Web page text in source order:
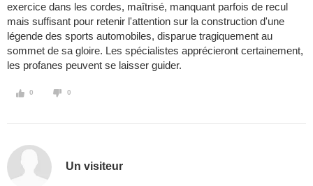
exercice dans les cordes, maîtrisé, manquant parfois de recul
mais suffisant pour retenir l'attention sur la construction d'une
légende des sports automobiles, disparue tragiquement au
sommet de sa gloire. Les spécialistes apprécieront certainement,
les profanes peuvent se laisser guider.
0 0
Un visiteur